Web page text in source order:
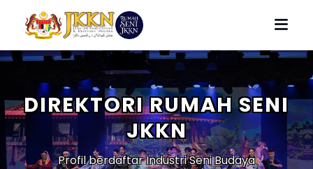
DIREKTORI RUMAH SENI
JKKN
Profil berdaftar Industri Seni Budaya